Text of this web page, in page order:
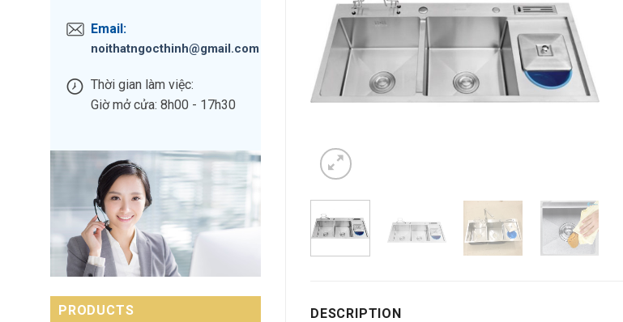
Email:
noithatngocthinh@gmail.com
Thời gian làm việc:
Giờ mở cửa: 8h00 - 17h30
PRODUCTS
DESCRIPTION